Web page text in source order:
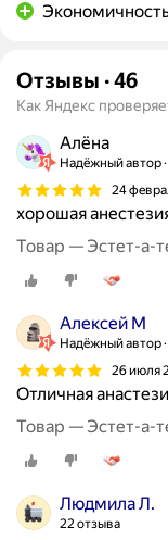
Отзывы ·46
Как Яндекс
Алёна
Надёжный автор
24
хорошая
Товар — Эстет-а-
Алексей М
Надёжный автор
26 июля
Отличная
Товар — Эстет-а-
Людмила Л.
22 отзыва